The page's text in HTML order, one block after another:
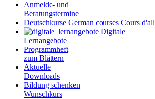
Anmelde- und
Beratungstermine
Deutschkurse German courses Cours
Digitale
Lernangebote
Programmheft
zum Blättern
Aktuelle
Downloads
Bildung schenken
Wunschkurs